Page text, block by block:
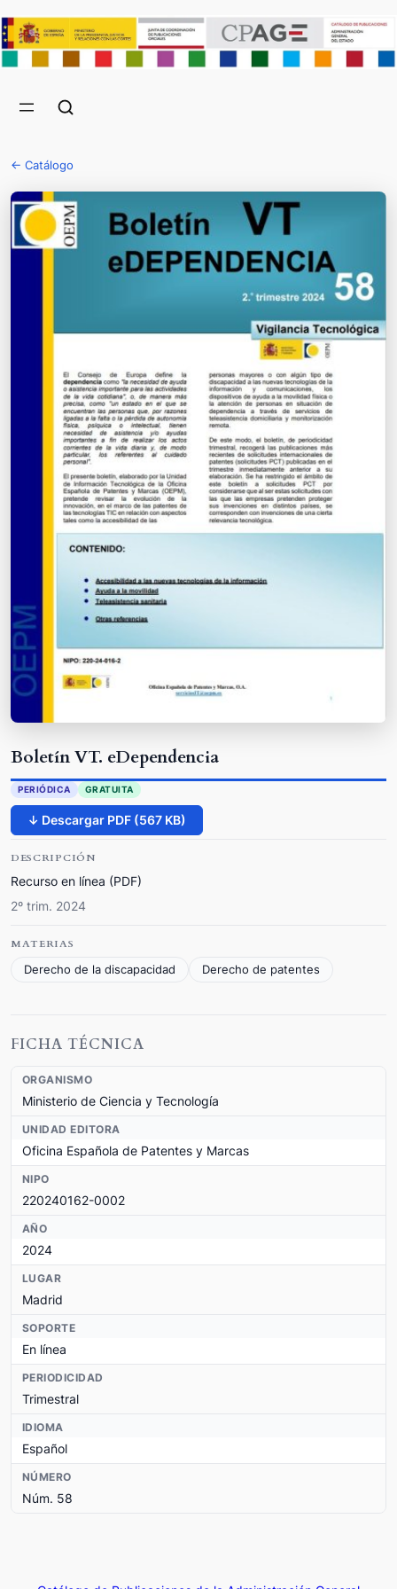
← Catálogo
Boletín VT. eDependencia
PERIÓDICA GRATUITA
↓ Descargar PDF (567 KB)
DESCRIPCIÓN
Recurso en línea (PDF)
2º trim. 2024
MATERIAS
Derecho de la discapacidad
Derecho de patentes
FICHA TÉCNICA
ORGANISMO
Ministerio de Ciencia y Tecnología
UNIDAD EDITORA
Oficina Española de Patentes y Marcas
NIPO
220240162-0002
AÑO
2024
LUGAR
Madrid
SOPORTE
En línea
PERIODICIDAD
Trimestral
IDIOMA
Español
NÚMERO
Núm. 58